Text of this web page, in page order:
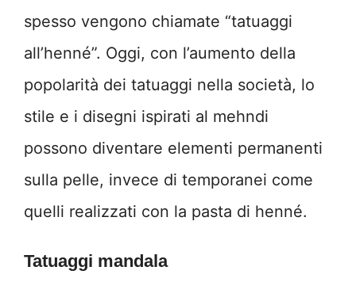
spesso vengono chiamate “tatuaggi
all’henné”. Oggi, con l’aumento della
popolarità dei tatuaggi nella società, lo
stile e i disegni ispirati al mehndi
possono diventare elementi permanenti
sulla pelle, invece di temporanei come
quelli realizzati con la pasta di henné.
Tatuaggi mandala